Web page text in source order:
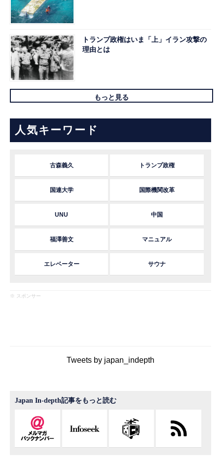
トランプ政権はいま「上」イラン攻撃の
理由とは
もっと見る
人気キーワード
古森義久 トランプ政権
国連大学 国際機関改革
UNU 中国
福澤善文 マニュアル
エレベーター サウナ
※ スポンサー
Tweets by japan_indepth
Japan In-depth記事をもっと読む